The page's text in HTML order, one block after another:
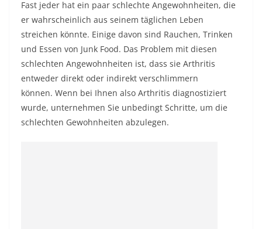
Fast jeder hat ein paar schlechte Angewohnheiten, die
er wahrscheinlich aus seinem täglichen Leben
streichen könnte. Einige davon sind Rauchen, Trinken
und Essen von Junk Food. Das Problem mit diesen
schlechten Angewohnheiten ist, dass sie Arthritis
entweder direkt oder indirekt verschlimmern
können. Wenn bei Ihnen also Arthritis diagnostiziert
wurde, unternehmen Sie unbedingt Schritte, um die
schlechten Gewohnheiten abzulegen.